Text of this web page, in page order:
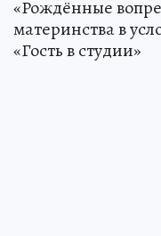
«Рождённые
материнства в
«Гость в студии»